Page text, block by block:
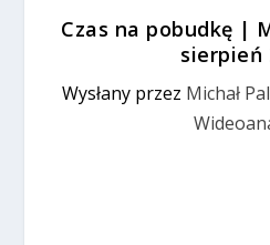
Czas na pobudkę |
sierpień
Wysłany przez Michał